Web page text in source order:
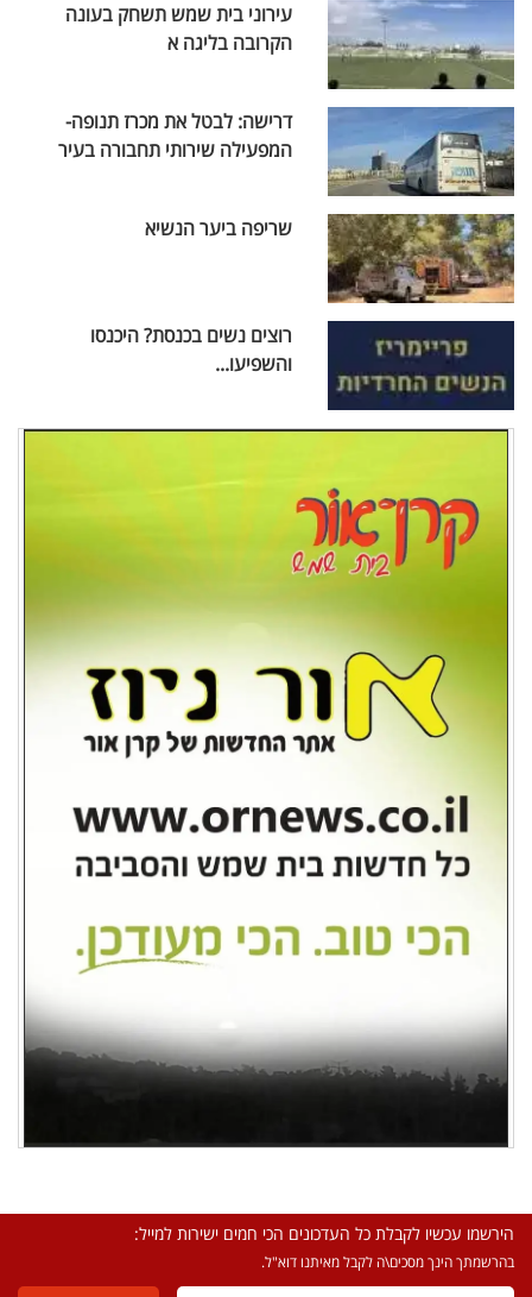
עירוני בית שמש תשחק בעונה
הקרובה בליגה א
דרישה: לבטל את מכרז תנופה-
המפעילה שירותי תחבורה בעיר
שריפה ביער הנשיא
רוצים נשים בכנסת? היכנסו
והשפיעו...
הירשמו עכשיו לקבלת כל העדכונים הכי חמים ישירות למייל:
בהרשמתך הינך מסכים\ה לקבל מאיתנו דוא"ל.